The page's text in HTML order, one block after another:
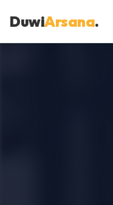
DuwiArsana.